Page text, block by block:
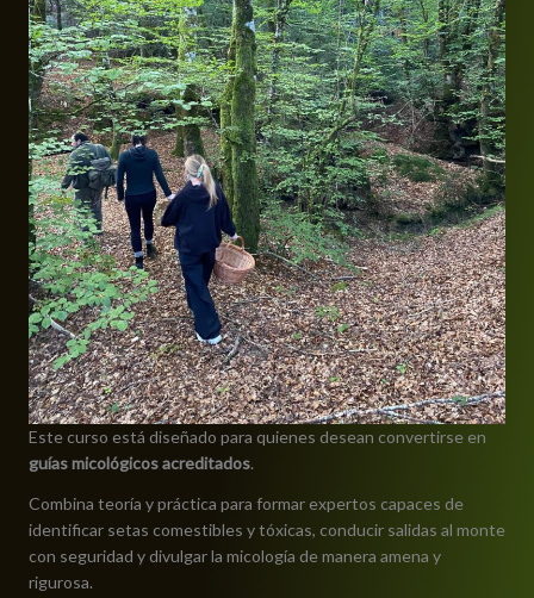
Este curso está diseñado para quienes desean convertirse en
guías micológicos acreditados.
Combina teoría y práctica para formar expertos capaces de
identificar setas comestibles y tóxicas, conducir salidas al monte
con seguridad y divulgar la micología de manera amena y
rigurosa.